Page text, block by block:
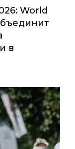
World
в